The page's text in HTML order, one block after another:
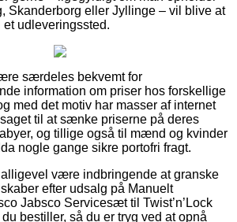
Skanderborg eller Jyllinge – vil blive at
udleveringssted.
særdeles bekvemt for
information om priser hos forskellige
med det motiv har masser af internet
til at sænke priserne på deres
og tillige også til mænd og kvinder
nogle gange sikre portofri fragt.
være indbringende at granske
efter udsalg på Manuelt
Jabsco Servicesæt til Twist’n’Lock
bestiller, så du er tryg ved at opnå